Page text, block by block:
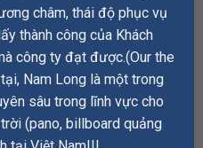
châm, thái độ phục vụ
thành công của Khách
công ty đạt được.(Our the
Nam Long là một trong
sâu trong lĩnh vực cho
(pano, billboard quảng